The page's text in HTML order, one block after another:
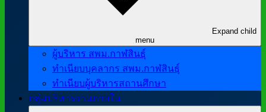
Expand child
menu
ผู้บริหาร สพม.กาฬสินธุ์
ทำเนียบบุคลากร สพม.กาฬสินธุ์
ทำเนียบผู้บริหารสถานศึกษา
กลุ่มบริหารงานภายใน